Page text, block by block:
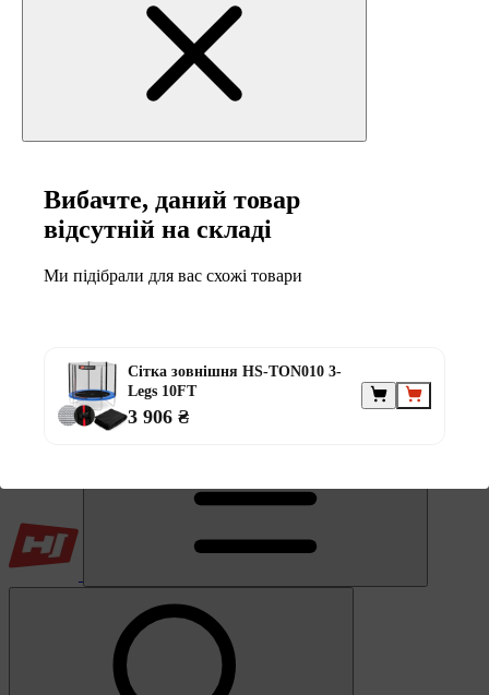
Обране
Вибачте, даний товар
відсутній на складі
Ми підібрали для вас схожі товари
Сітка зовнішня HS-TON010 3-
Legs 10FT
3 906 ₴